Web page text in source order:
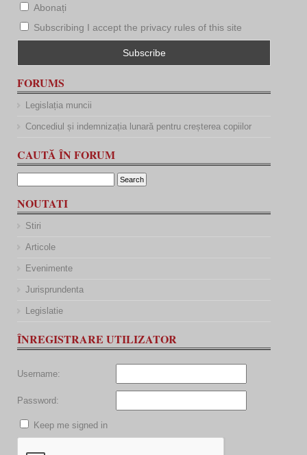
Abonați
Subscribing I accept the privacy rules of this site
FORUMS
Legislația muncii
Concediul și indemnizația lunară pentru creșterea copiilor
CAUTĂ ÎN FORUM
NOUTATI
Stiri
Articole
Evenimente
Jurisprundenta
Legislatie
ÎNREGISTRARE UTILIZATOR
Username:
Password:
Keep me signed in